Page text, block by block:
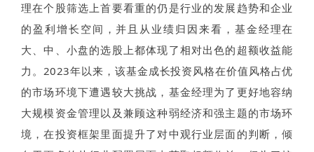
理在个股筛选上首要看重的仍是行业的发展趋势和企业
的盈利增长空间，并且从业绩归因来看，基金经理在
大、中、小盘的选股上都体现了相对出色的超额收益能
力。2023年以来，该基金成长投资风格在价值风格占优
的市场环境下遭遇较大挑战，基金经理为了更好地容纳
大规模资金管理以及兼顾这种弱经济和强主题的市场环
境，在投资框架里面提升了对中观行业层面的判断，倾